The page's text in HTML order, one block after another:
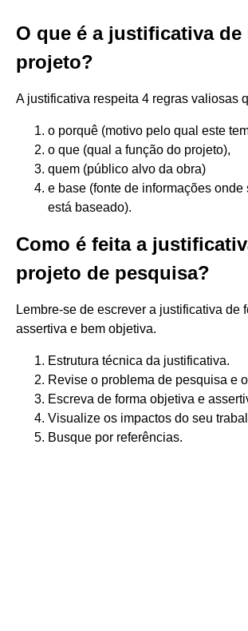
O que é a justificativa de
projeto?
A justificativa respeita 4 regras valiosas
o porquê (motivo pelo qual este
o que (qual a função do projeto),
quem (público alvo da obra)
e base (fonte de informações onde
está baseado).
Como é feita a
projeto de pesquisa?
Lembre-se de escrever a justificativa de
assertiva e bem objetiva.
Estrutura técnica da justificativa.
Revise o problema de pesquisa e
Escreva de forma objetiva e
Visualize os impactos do seu
Busque por referências.